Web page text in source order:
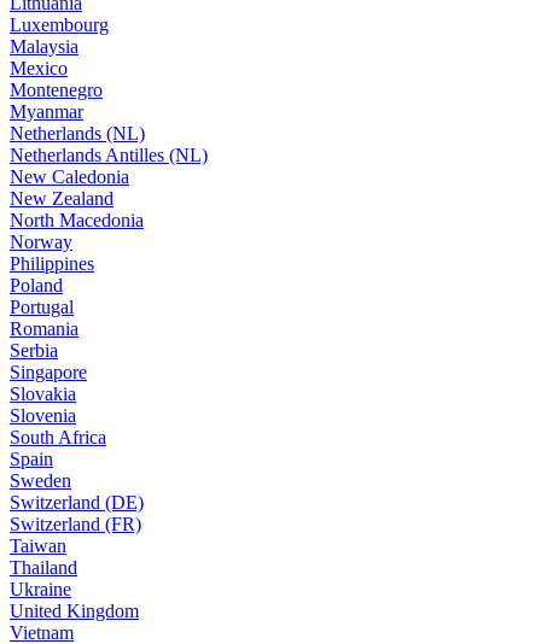
Luxembourg
Malaysia
Mexico
Montenegro
Myanmar
Netherlands (NL)
Netherlands Antilles (NL)
New Caledonia
New Zealand
North Macedonia
Norway
Philippines
Poland
Portugal
Romania
Serbia
Singapore
Slovakia
Slovenia
South Africa
Spain
Sweden
Switzerland (DE)
Switzerland (FR)
Taiwan
Thailand
Ukraine
United Kingdom
Vietnam